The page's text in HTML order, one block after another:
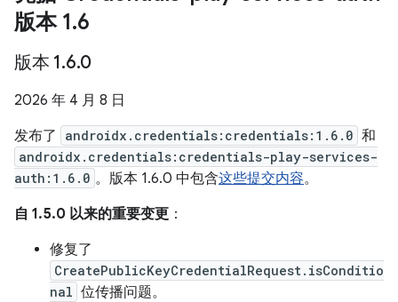
版本 1.6
版本 1.6.0
2026 年 4 月 8 日
发布了
androidx.credentials:credentials:1.6.0 和
androidx.credentials:credentials-play-services-
auth:1.6.0 。版本 1.6.0 中包含这些提交内容。
自 1.5.0 以来的重要变更 ：
修复了
CreatePublicKeyCredentialRequest.isConditio
nal 位传播问题。